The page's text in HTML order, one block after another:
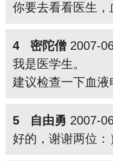
你要去看看医生
4 密陀僧2007-
我是医学生。
建议检查一下血液
5 自由勇 2007-
好的，谢谢两位：